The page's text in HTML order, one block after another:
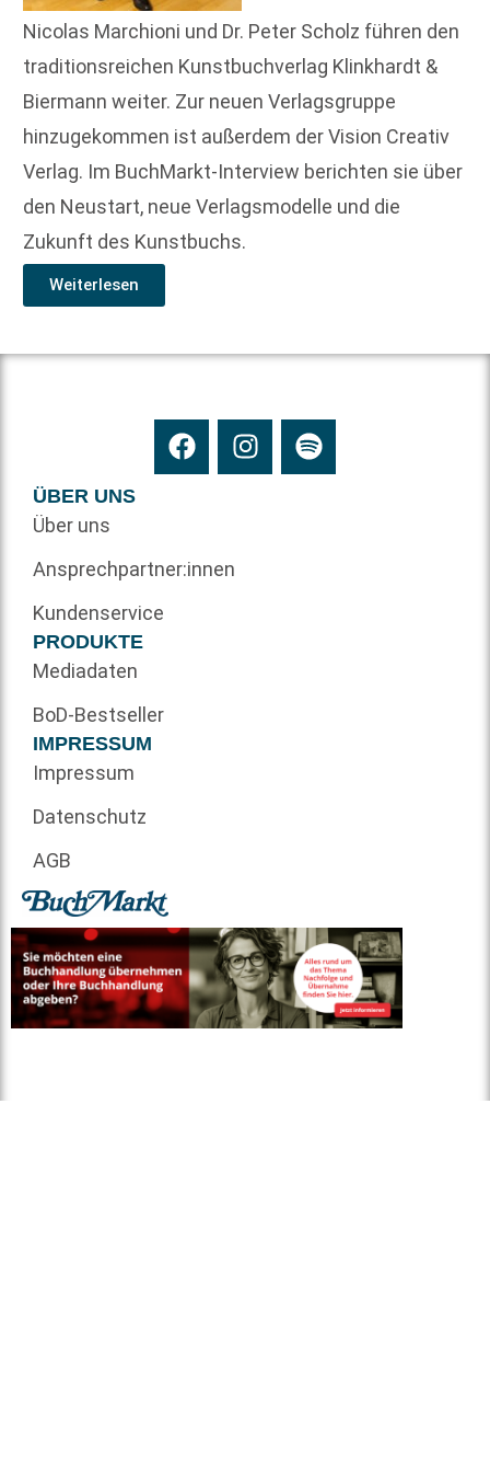
Nicolas Marchioni und Dr. Peter Scholz führen den
traditionsreichen Kunstbuchverlag Klinkhardt &
Biermann weiter. Zur neuen Verlagsgruppe
hinzugekommen ist außerdem der Vision Creativ
Verlag. Im BuchMarkt-Interview berichten sie über
den Neustart, neue Verlagsmodelle und die
Zukunft des Kunstbuchs.
Weiterlesen
ÜBER UNS
Über uns
Ansprechpartner:innen
Kundenservice
PRODUKTE
Mediadaten
BoD-Bestseller
IMPRESSUM
Impressum
Datenschutz
AGB